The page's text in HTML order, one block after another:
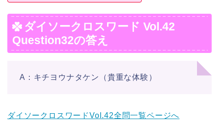
ダイソークロスワード Vol.42
Question32の答え
A：キチヨウナタケン（貴重な体験）
ダイソークロスワードVol.42全問一覧ページへ